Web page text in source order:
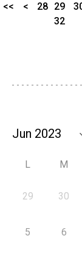
<< < 28 29
32
L M
29 30
5 6